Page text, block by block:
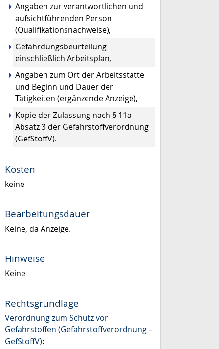
Angaben zur verantwortlichen und
aufsichtführenden Person
(Qualifikationsnachweise),
Gefährdungsbeurteilung
einschließlich Arbeitsplan,
Angaben zum Ort der Arbeitsstätte
und Beginn und Dauer der
Tätigkeiten (ergänzende Anzeige),
Kopie der Zulassung nach § 11a
Absatz 3 der Gefahrstoffverordnung
(GefStoffV).
Kosten
keine
Bearbeitungsdauer
Keine, da Anzeige.
Hinweise
Keine
Rechtsgrundlage
Verordnung zum Schutz vor
Gefahrstoffen (Gefahrstoffverordnung –
GefStoffV):